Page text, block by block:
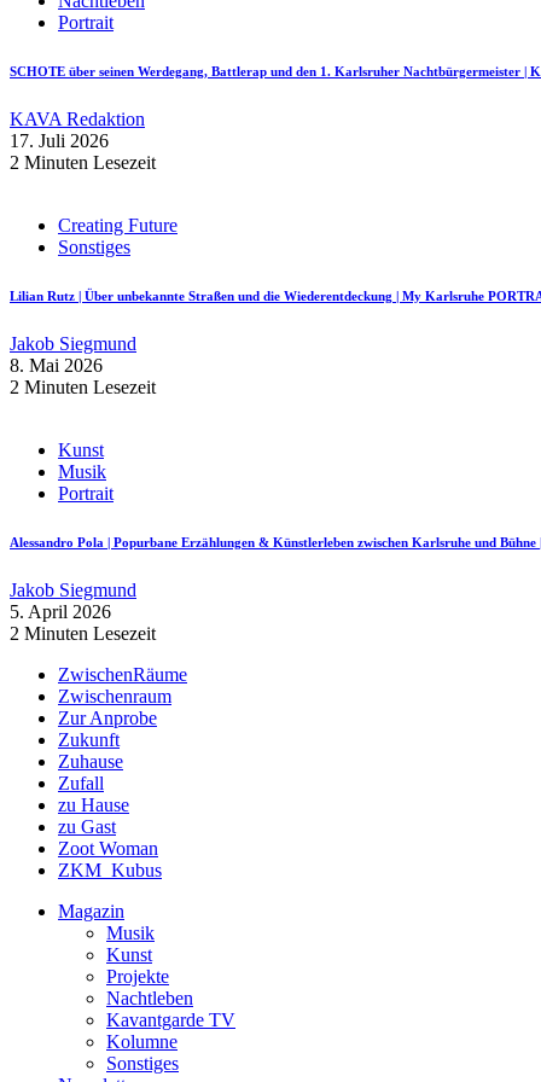
Portrait
SCHOTE über seinen Werdegang, Battlerap und den 1. Karlsruher Nachtbürgermeister |
KAVA Redaktion
17. Juli 2026
2 Minuten Lesezeit
Creating Future
Sonstiges
Lilian Rutz | Über unbekannte Straßen und die Wiederentdeckung | My Karlsruhe
Jakob Siegmund
8. Mai 2026
2 Minuten Lesezeit
Kunst
Musik
Portrait
Alessandro Pola | Popurbane Erzählungen & Künstlerleben zwischen Karlsruhe und
Jakob Siegmund
5. April 2026
2 Minuten Lesezeit
ZwischenRäume
Zwischenraum
Zur Anprobe
Zukunft
Zuhause
Zufall
zu Hause
zu Gast
Zoot Woman
ZKM_Kubus
Magazin
Musik
Kunst
Projekte
Nachtleben
Kavantgarde TV
Kolumne
Sonstiges